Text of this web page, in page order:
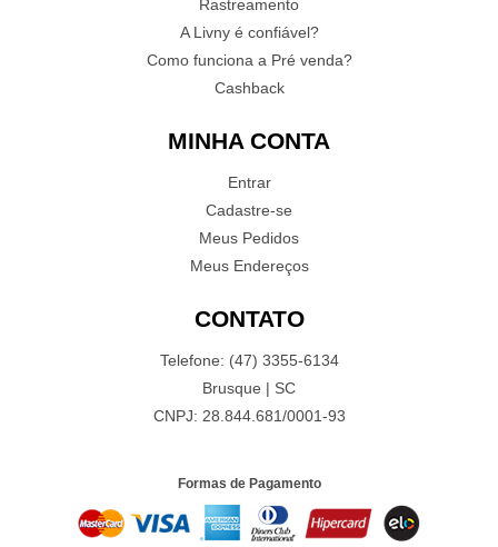
Rastreamento
A Livny é confiável?
Como funciona a Pré venda?
Cashback
MINHA CONTA
Entrar
Cadastre-se
Meus Pedidos
Meus Endereços
CONTATO
Telefone: (47) 3355-6134
Brusque | SC
CNPJ: 28.844.681/0001-93
Formas de Pagamento